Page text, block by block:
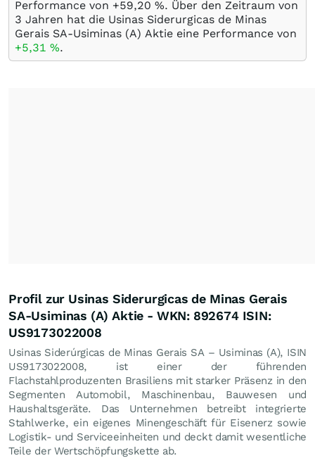
Performance von +59,20 %. Über den Zeitraum von
3 Jahren hat die Usinas Siderurgicas de Minas
Gerais SA-Usiminas (A) Aktie eine Performance von
+5,31 %.
Profil zur Usinas Siderurgicas de Minas Gerais
SA-Usiminas (A) Aktie - WKN: 892674 ISIN:
US9173022008
Usinas Siderúrgicas de Minas Gerais SA – Usiminas (A), ISIN
US9173022008, ist einer der führenden
Flachstahlproduzenten Brasiliens mit starker Präsenz in den
Segmenten Automobil, Maschinenbau, Bauwesen und
Haushaltsgeräte. Das Unternehmen betreibt integrierte
Stahlwerke, ein eigenes Minengeschäft für Eisenerz sowie
Logistik- und Serviceeinheiten und deckt damit wesentliche
Teile der Wertschöpfungskette ab.